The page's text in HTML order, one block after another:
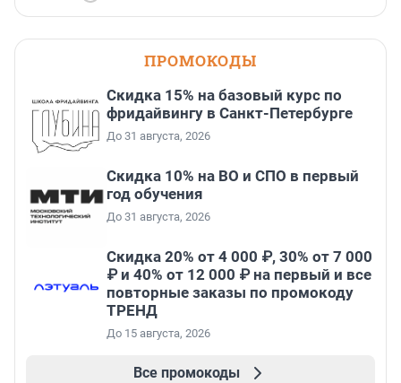
ПРОМОКОДЫ
Скидка 15% на базовый курс по
фридайвингу в Санкт-Петербурге
До 31 августа, 2026
Скидка 10% на ВО и СПО в первый
год обучения
До 31 августа, 2026
Скидка 20% от 4 000 ₽, 30% от 7 000
₽ и 40% от 12 000 ₽ на первый и все
повторные заказы по промокоду
ТРЕНД
До 15 августа, 2026
Все промокоды